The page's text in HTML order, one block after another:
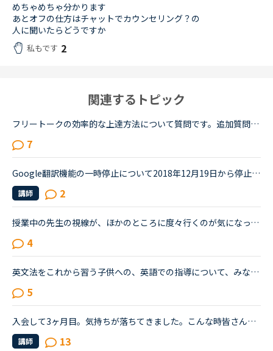
めちゃめちゃ分かります
あとオフの仕方はチャットでカウンセリング？の
人に聞いたらどうですか
私もです 2
関連するトピック
フリートークの効率的な上達方法について質問です。追加質問の為、コメントに投稿致しました。私はこれまで、Callan、SIDE by SIDE、文法等インプット中心の教材で約1年ほど受講してきましたが、今後はフリートー...
7
Google翻訳機能の一時停止について2018年12月19日から停止中全く英語がわからないのでGoogle翻訳機能と「Could you type it in the chat box? 」を頼りに授業と先生とのやりとりを進めていたので不便すぎて困って...
講師 2
授業中の先生の視線が、ほかのところに度々行くのが気になってしまう。他の人は気にしないのか知りたい。皆さんは授業中、特に、生徒であるこちらが話しているときに、先生がほかの方をチラチラ見る（ほかの講師...
4
英文法をこれから習う子供への、英語での指導について、みなさん、どう思われますか？私は、説明そのものを英語で行うのは、少なくとも中学校の文法の範囲が一通り終わらないと、なかなか厳しいのではないかと思...
5
入会して3ヶ月目。気持ちが落ちてきました。こんな時皆さんならどうしますか？こんにちは。英語は大学受験で勉強したのが最後の現在26歳です。英語喋れたら格好良いよな〜という憧れを実現させてやろうじゃないか...
講師 13